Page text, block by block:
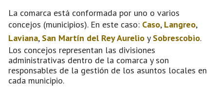
La comarca está conformada por uno o varios
concejos (municipios). En este caso: Caso, Langreo,
Laviana, San Martín del Rey Aurelio y Sobrescobio.
Los concejos representan las divisiones
administrativas dentro de la comarca y son
responsables de la gestión de los asuntos locales en
cada municipio.